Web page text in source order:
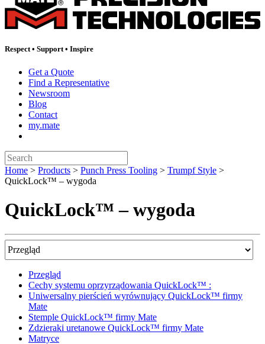
Respect • Support • Inspire
Get a Quote
Find a Representative
Newsroom
Blog
Contact
my.mate
Search:
Home > Products > Punch Press Tooling > Trumpf Style >
QuickLock™ – wygoda
QuickLock™ – wygoda
Product
Content
Przegląd
Cechy systemu oprzyrządowania QuickLock™ :
Uniwersalny pierścień wyrównujący QuickLock™ firmy
Mate
Stemple QuickLock™ firmy Mate
Zdzieraki uretanowe QuickLock™ firmy Mate
Matryce